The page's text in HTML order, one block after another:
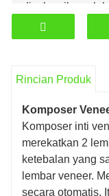
diselesaikan
dan efisien.
Rincian Produk
Komposer
Komposer inti
merekatkan 2
ketebalan yang
lembar veneer.
secara otomatis.